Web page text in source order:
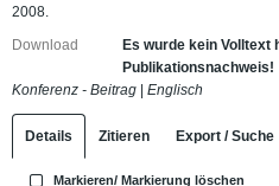
2008.
Download
Es wurde kein Volltext
Publikationsnachweis!
Konferenz - Beitrag
Englisch
Details Zitieren Export / Suche
Markieren/ Markierung löschen